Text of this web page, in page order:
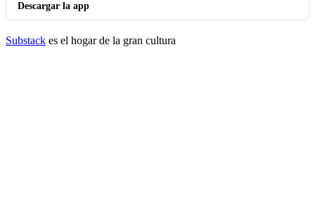
Descargar la app
Substack es el hogar de la gran cultura